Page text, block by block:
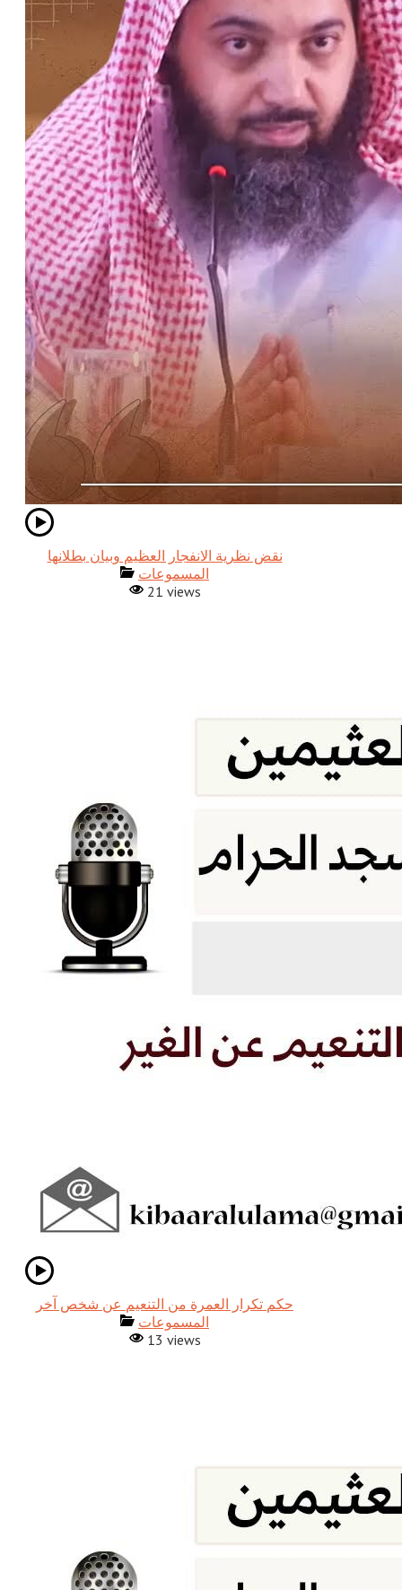
نقض نظرية الانفجار العظيم وبيان بطلانها
المسموعات
21 views
حكم تكرار العمرة من التنعيم عن شخص آخر
المسموعات
13 views